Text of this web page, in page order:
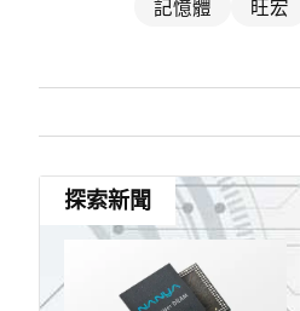
記憶體 旺宏
探索新聞